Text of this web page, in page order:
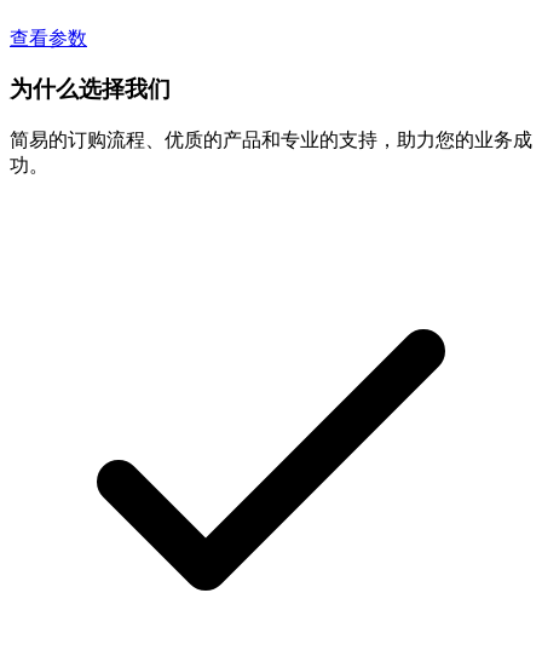
查看参数
为什么选择我们
简易的订购流程、优质的产品和专业的支持，助力您的业务成
功。